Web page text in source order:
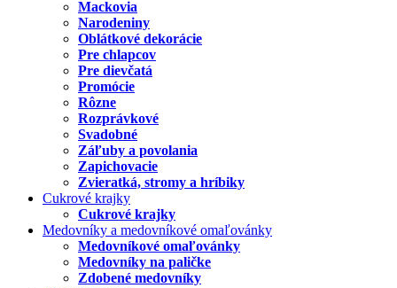
Mackovia
Narodeniny
Oblátkové dekorácie
Pre chlapcov
Pre dievčatá
Promócie
Rôzne
Rozprávkové
Svadobné
Záľuby a povolania
Zapichovacie
Zvieratká, stromy a hríbiky
Cukrové krajky
Cukrové krajky
Medovníky a medovníkové omaľovánky
Medovníkové omaľovánky
Medovníky na paličke
Zdobené medovníky